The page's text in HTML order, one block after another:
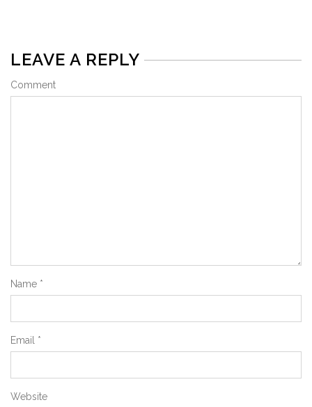
LEAVE A REPLY
Comment
Name *
Email *
Website